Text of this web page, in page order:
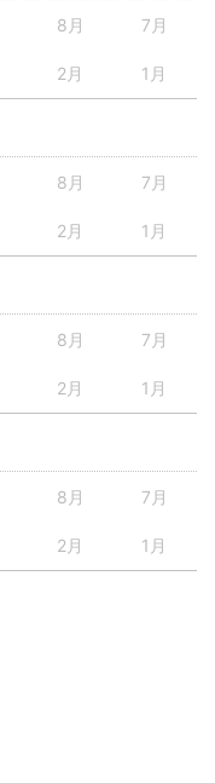
8月 7月
2月 1月
8月 7月
2月 1月
8月 7月
2月 1月
8月 7月
2月 1月